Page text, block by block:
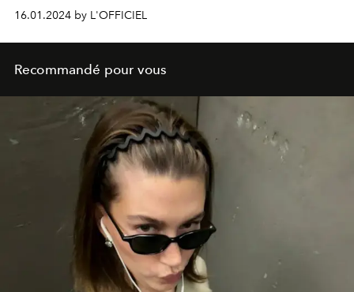
16.01.2024 by L'OFFICIEL
Recommandé pour vous